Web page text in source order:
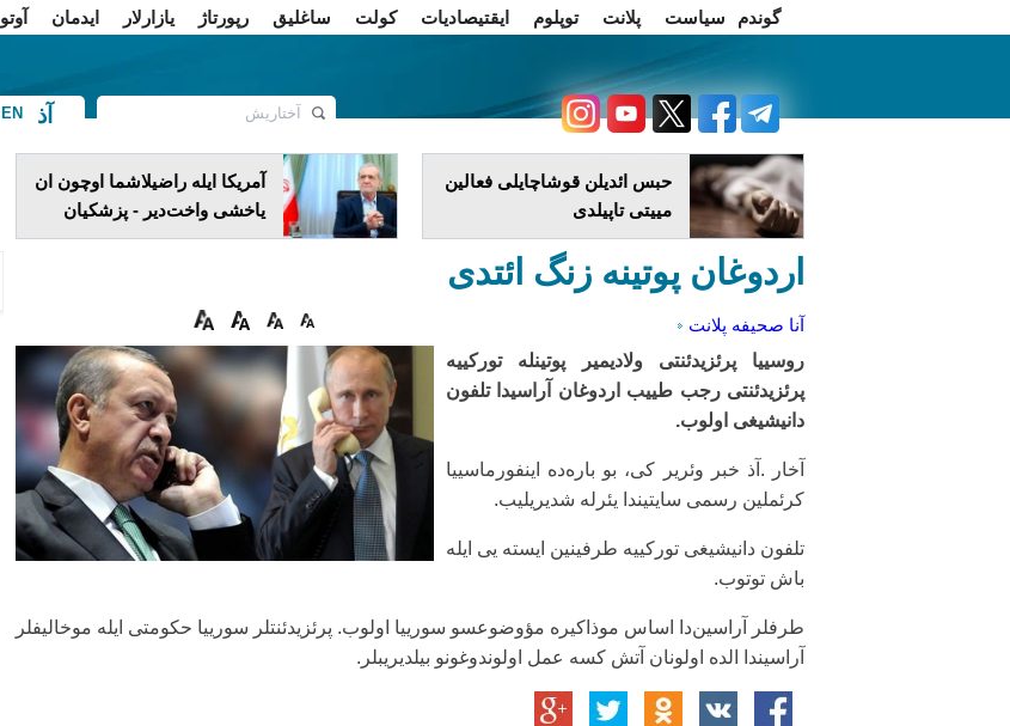
گوندم سیاست پلانت توپلوم ایقتیصادیات کولت ساغلیق رپورتاژ یازارلار ایدمان آوتو
EN آذ
حبس ائدیلن قوشاچایلی فعالین
مییتی تاپیلدی
آمریکا ایله راضیلاشما اوچون ان
یاخشی واخت‌دیر - پزشکیان
اردوغان پوتینه زنگ ائتدی
آنا صحیفه پلانت
روسییا پرئزیدئنتی ولادیمیر پوتینله تورکییه
پرئزیدئنتی رجب طییب اردوغان آراسیدا تلفون
دانیشیغی اولوب.
آخار .آذ خبر وئریر کی، بو باره‌ده اینفورماسییا
کرئملین رسمی سایتیندا یئرله شدیریلیب.
تلفون دانیشیغی تورکییه طرفینین ایسته یی ایله
باش توتوب.
طرفلر آراسین‌دا اساس موذاکیره مؤوضوعسو سورییا اولوب. پرئزیدئنتلر سورییا حکومتی ایله موخالیفلر
آراسیندا الده اولونان آتش کسه عمل اولوندوغونو بیلدیریبلر.